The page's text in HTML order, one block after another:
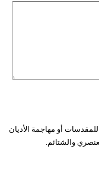
أو مهاجمة الأديان
والشتائم.